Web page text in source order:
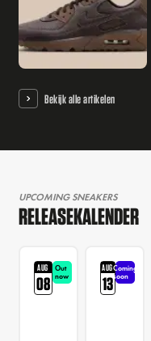
Bekijk alle artikelen
UPCOMING SNEAKERS
RELEASEKALENDER
AUG
08
Out
now
AUG
13
Coming
soon